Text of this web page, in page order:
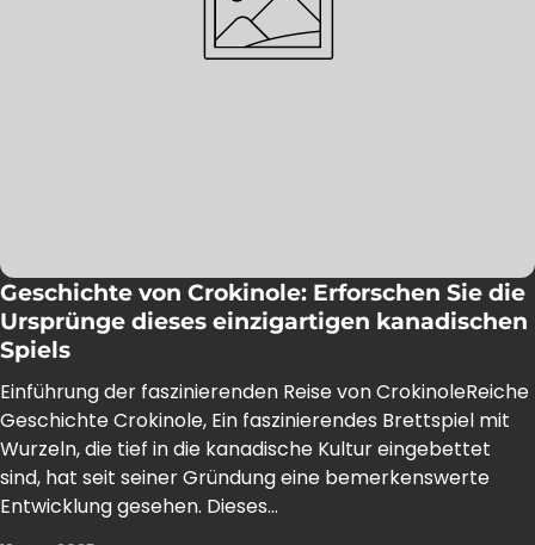
Geschichte von Crokinole: Erforschen Sie die
Ursprünge dieses einzigartigen kanadischen
Spiels
Einführung der faszinierenden Reise von CrokinoleReiche
Geschichte Crokinole, Ein faszinierendes Brettspiel mit
Wurzeln, die tief in die kanadische Kultur eingebettet
sind, hat seit seiner Gründung eine bemerkenswerte
Entwicklung gesehen. Dieses...